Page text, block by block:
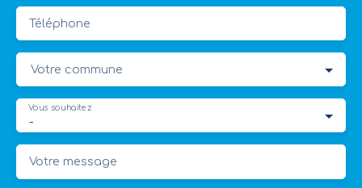
Téléphone
Votre commune
-
Vous souhaitez
Votre message